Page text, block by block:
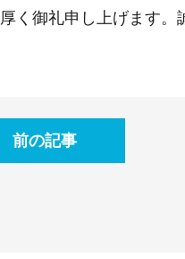
厚く御礼申し上げます。
前の記事